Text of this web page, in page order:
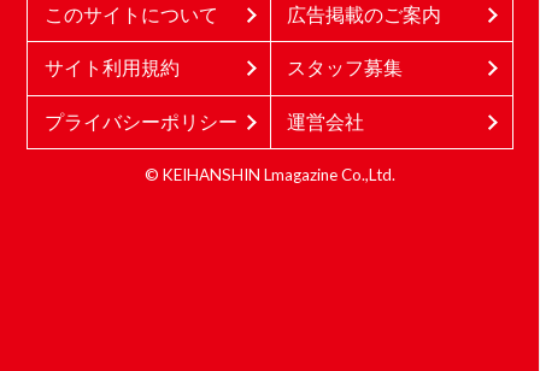
このサイトについて 広告掲載のご案内
サイト利用規約 スタッフ募集
プライバシーポリシー 運営会社
© KEIHANSHIN Lmagazine Co.,Ltd.